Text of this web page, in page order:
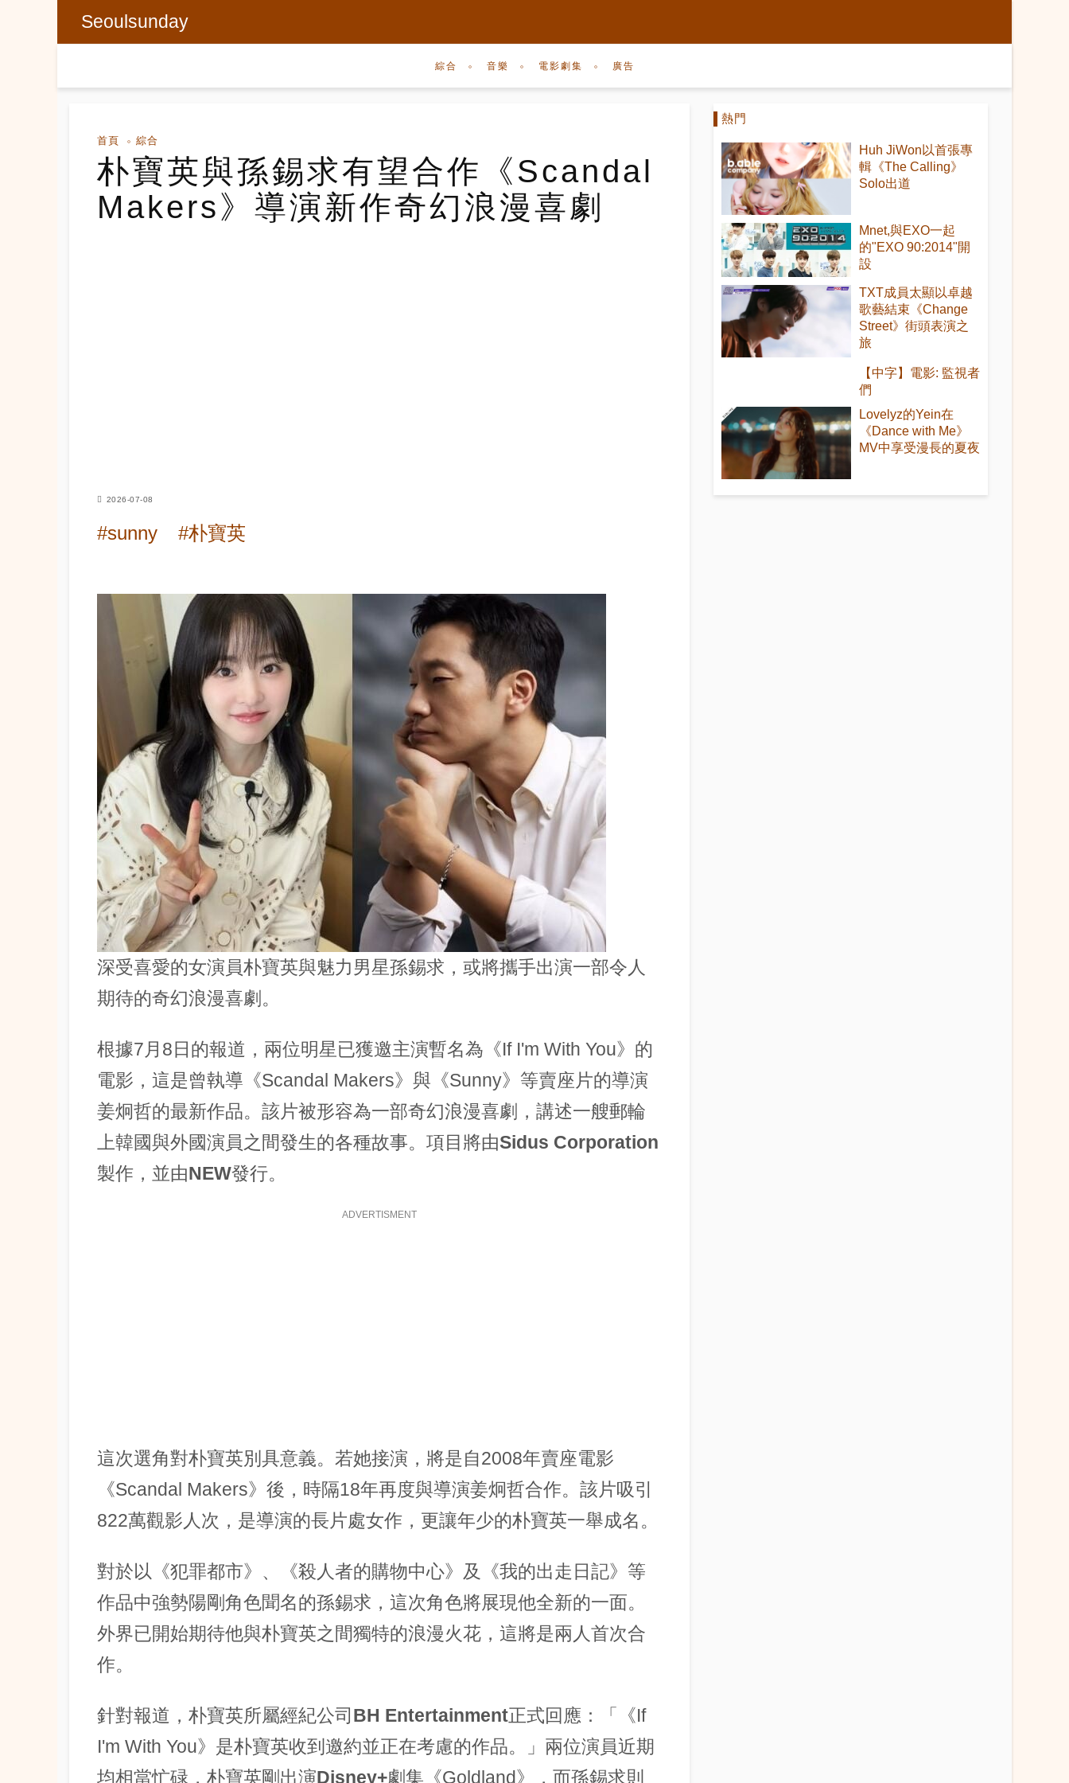
Seoulsunday
綜合 音樂 電影劇集 廣告
首頁 綜合
朴寶英與孫錫求有望合作《Scandal
Makers》導演新作奇幻浪漫喜劇
2026-07-08
#sunny #朴寶英
深受喜愛的女演員朴寶英與魅力男星孫錫求 ，或將攜手出演一部令人
期待的奇幻浪漫喜劇。
根據7月8日的報道，兩位明星已獲邀主演暫名為《If I'm With You》的
電影，這是曾執導《Scandal Makers》與《Sunny》等賣座片的導演
姜炯哲的最新作品。該片被形容為一部奇幻浪漫喜劇，講述一艘郵輪
上韓國與外國演員之間發生的各種故事。項目將由Sidus Corporation
製作，並由NEW發行。
ADVERTISMENT
這次選角對朴寶英別具意義。若她接演，將是自2008年賣座電影
《Scandal Makers》後，時隔18年再度與導演姜炯哲合作。該片吸引
822萬觀影人次，是導演的長片處女作，更讓年少的朴寶英一舉成名。
對於以《犯罪都市》、《殺人者的購物中心》及《我的出走日記》等
作品中強勢陽剛角色聞名的孫錫求 ，這次角色將展現他全新的一面。
外界已開始期待他與朴寶英之間獨特的浪漫火花，這將是兩人首次合
作。
針對報道， 朴寶英所屬經紀公司BH Entertainment正式回應：「《If
I'm With You》是朴寶英收到邀約並正在考慮的作品。」兩位演員近期
均相當忙碌， 朴寶英剛出演Disney+劇集《Goldland》，而孫錫求則
熱門
Huh JiWon以首張專
輯《The Calling》
Solo出道
Mnet,與EXO一起
的"EXO 90:2014"開
設
TXT成員太顯以卓越
歌藝結束《Change
Street》街頭表演之
旅
【中字】電影: 監視者
們
Lovelyz的Yein在
《Dance with Me》
MV中享受漫長的夏夜